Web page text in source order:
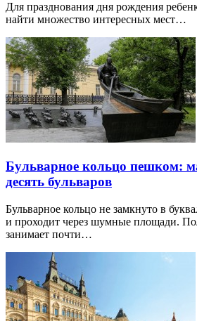
Для празднования дня рождения
найти множество интересных мест…
Бульварное кольцо пешком:
десять бульваров
Бульварное кольцо не замкнуто в
и проходит через шумные площади.
занимает почти…